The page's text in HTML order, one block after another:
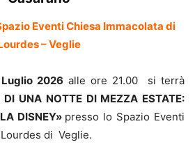
Eventi Chiesa Immacolata di
– Veglie
2026 alle ore 21.00 si terrà
DI UNA NOTTE DI MEZZA ESTATE:
DISNEY» presso lo Spazio Eventi
di Veglie.